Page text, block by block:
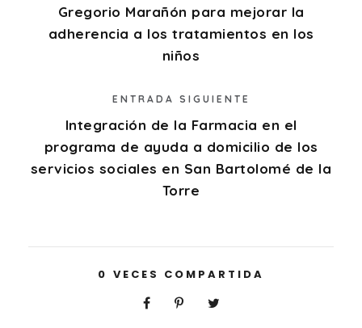
Gregorio Marañón para mejorar la
adherencia a los tratamientos en los
niños
ENTRADA SIGUIENTE
Integración de la Farmacia en el
programa de ayuda a domicilio de los
servicios sociales en San Bartolomé de la
Torre
0 VECES COMPARTIDA